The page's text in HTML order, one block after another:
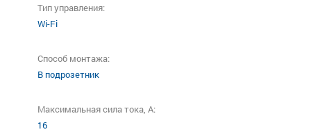
Тип управления:
Wi-Fi
Способ монтажа:
В подрозетник
Максимальная сила тока, A:
16